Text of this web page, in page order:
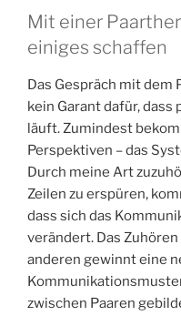
Mit einer
einiges schaffen
Das Gespräch mit
kein Garant dafür,
läuft. Zumindest
Perspektiven – das
Durch meine Art
Zeilen zu erspüren,
dass sich das
verändert. Das
anderen gewinnt eine
zwischen Paaren